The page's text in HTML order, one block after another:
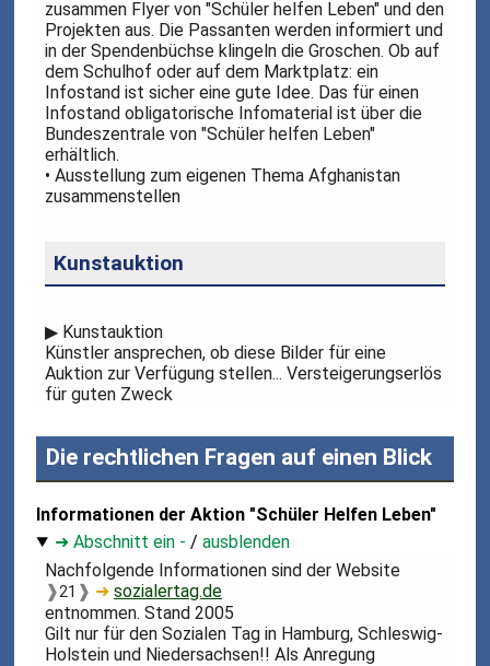
zusammen Flyer von "Schüler helfen Leben" und den
Projekten aus. Die Passanten werden informiert und
in der Spendenbüchse klingeln die Groschen. Ob auf
dem Schulhof oder auf dem Marktplatz: ein
Infostand ist sicher eine gute Idee. Das für einen
Infostand obligatorische Infomaterial ist über die
Bundeszentrale von "Schüler helfen Leben"
erhältlich.
• Ausstellung zum eigenen Thema Afghanistan
zusammenstellen
Kunstauktion
▶ Kunstauktion
Künstler ansprechen, ob diese Bilder für eine
Auktion zur Verfügung stellen... Versteigerungserlös
für guten Zweck
Die rechtlichen Fragen auf einen Blick
Informationen der Aktion "Schüler Helfen Leben"
➜ Abschnitt ein - /ausblenden
Nachfolgende Informationen sind der Website
❱21 ❱ ➜sozialertag.de
entnommen. Stand 2005
Gilt nur für den Sozialen Tag in Hamburg, Schleswig-
Holstein und Niedersachsen!! Als Anregung